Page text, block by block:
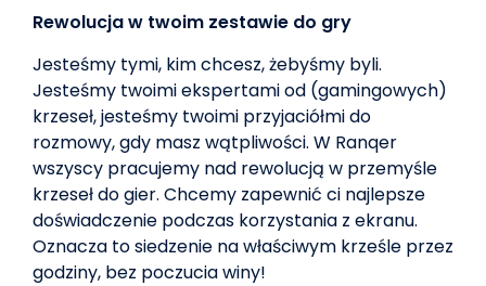
Rewolucja w twoim zestawie do gry
Jesteśmy tymi, kim chcesz, żebyśmy byli.
Jesteśmy twoimi ekspertami od (gamingowych)
krzeseł, jesteśmy twoimi przyjaciółmi do
rozmowy, gdy masz wątpliwości. W Ranqer
wszyscy pracujemy nad rewolucją w przemyśle
krzeseł do gier. Chcemy zapewnić ci najlepsze
doświadczenie podczas korzystania z ekranu.
Oznacza to siedzenie na właściwym krześle przez
godziny, bez poczucia winy!